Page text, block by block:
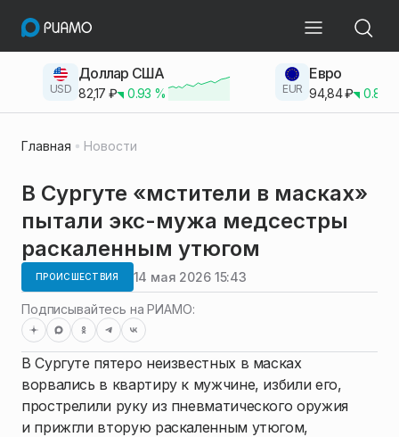
USD
Доллар США
82,17 ₽ 0.93 % EUR
Евро
94,84₽ 0.83
Главная Новости
В Сургуте «мстители в масках»
пытали экс-мужа медсестры
раскаленным утюгом
ПРОИСШЕСТВИЯ 14 мая 2026 15:43
Подписывайтесь на РИАМО:
В Сургуте пятеро неизвестных в масках
ворвались в квартиру к мужчине, избили его,
прострелили руку из пневматического оружия
и прижгли вторую раскаленным утюгом,